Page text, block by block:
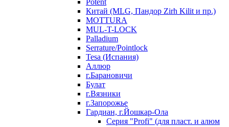
Potent
Китай (MLG, Пандор Zirh Kilit и пр.)
MOTTURA
MUL-T-LOCK
Palladium
Serrature/Pointlock
Tesa (Испания)
Аллюр
г.Барановичи
Булат
г.Вязники
г.Запорожье
Гардиан, г.Йошкар-Ола
Серия "Profi" (для пласт. и алюм